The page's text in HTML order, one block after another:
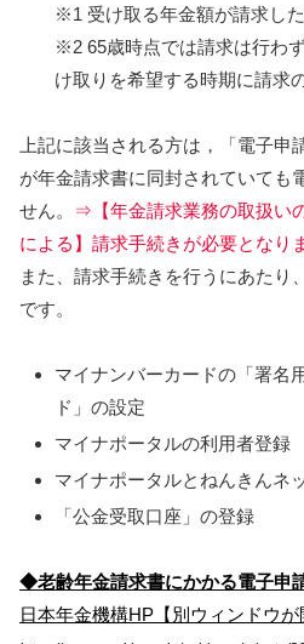
※1 受け取る年金額が請求し
※2 65歳時点では請求は行わ
け取りを希望する時期に請求
上記に該当される方は，「電子申
が年金請求書に同封されていても
せん。
⇒【年金請求業務の取扱い
による】請求手続きが必要となり
また、請求手続きを行うにあたり
です。
マイナンバーカードの「署名
ド」の設定
マイナポータルの利用者登録
マイナポータルとねんきんネ
「公金受取口座」の登録
◆老齢年金請求書にかかる電子申
日本年金機構HP【別ウィンドウが